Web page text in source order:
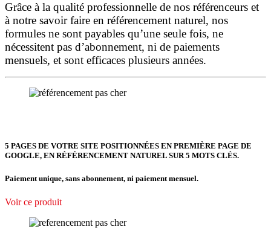
Grâce à la qualité professionnelle de nos référenceurs et
à notre savoir faire en référencement naturel, nos
formules ne sont payables qu’une seule fois, ne
nécessitent pas d’abonnement, ni de paiements
mensuels, et sont efficaces plusieurs années.
5 PAGES DE VOTRE SITE POSITIONNÉES EN PREMIÈRE PAGE DE
GOOGLE, EN RÉFÉRENCEMENT NATUREL SUR 5 MOTS CLÉS.
Paiement unique, sans abonnement, ni paiement mensuel.
Voir ce produit